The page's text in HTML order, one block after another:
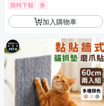
限時下殺 券
加入購物車